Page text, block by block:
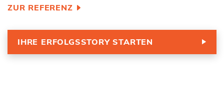
ZUR REFERENZ
IHRE ERFOLGSSTORY STARTEN